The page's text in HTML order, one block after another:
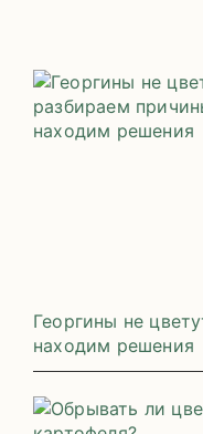
Георгины не
находим решения